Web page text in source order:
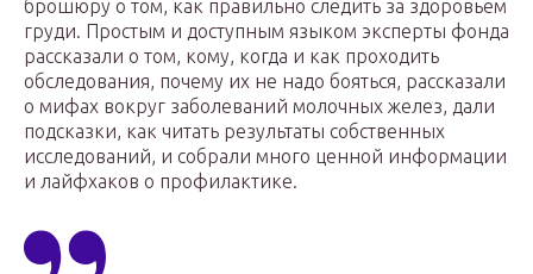
брошюру о том, как правильно следить за здоровьем
груди. Простым и доступным языком эксперты фонда
рассказали о том, кому, когда и как проходить
обследования, почему их не надо бояться, рассказали
о мифах вокруг заболеваний молочных желез, дали
подсказки, как читать результаты собственных
исследований, и собрали много ценной информации
и лайфхаков о профилактике.